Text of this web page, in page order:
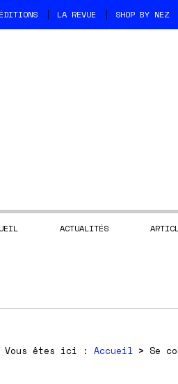
LA REVUE SHOP BY NEZ
ACTUALITÉS
Vous êtes ici : Accueil > Se